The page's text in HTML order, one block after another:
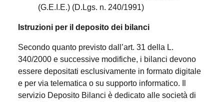
(G.E.I.E.) (D.Lgs. n. 240/1991)
Istruzioni per il deposito dei bilanci
Secondo quanto previsto dall’art. 31 della L.
340/2000 e successive modifiche, i bilanci devono
essere depositati esclusivamente in formato digitale
e per via telematica o su supporto informatico. Il
servizio Deposito Bilanci è dedicato alle società di